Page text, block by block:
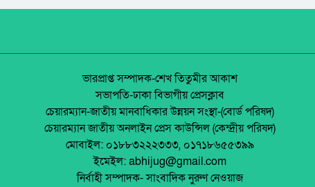
ভারপ্রাপ্ত সম্পাদক-শেখ তিতুমীর আকাশ
সভাপতি-ঢাকা বিভাগীয় প্রেসক্লাব
চেয়ারম্যান-জাতীয় মানবাধিকার উন্নয়ন সংস্থা-(বোর্ড পরিষদ)
চেয়ারম্যান জাতীয় অনলাইন প্রেস কাউন্সিল (কেন্দ্রীয় পরিষদ)
মোবাইল: ০১৮৮৩২২২৩৩৩, ০১৭১৮৬৫৫৩৯৯
ইমেইল: abhijug@gmail.com
নির্বাহী সম্পাদক- সাংবাদিক নুরুণ নেওয়াজ